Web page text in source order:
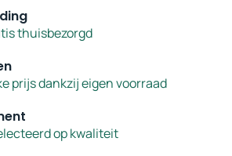
thuisbezorgd
prijs dankzij eigen voorraad
op kwaliteit